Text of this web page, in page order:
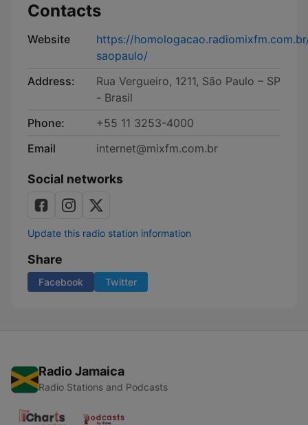
Contacts
Website
https://
saopaulo/
Address:
Rua Vergueiro, 1211, São Paulo – SP
- Brasil
Phone:
+55 11 3253-4000
Email
internet@mixfm.com.br
Social networks
Update this radio station information
Share
Facebook Twitter
Radio Jamaica
Radio Stations and Podcasts